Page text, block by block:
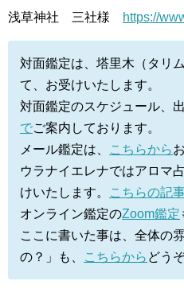
浅草神社 三社様 https://
対面鑑定は、塔里木（タリ
て、お受けいたします。
対面鑑定のスケジュール、
でご案内しております。
メール鑑定は、
こちらから
ウラナイエレナではアロマ
けいたします。
こちらの記
オンライン鑑定のZoom鑑定
ここに書いた事は、全体の
の？」も、
こちらから どうぞ